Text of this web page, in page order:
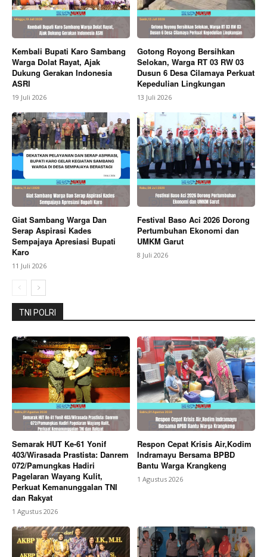
Kembali Bupati Karo Sambang
Warga Dolat Rayat, Ajak
Dukung Gerakan Indonesia
ASRI
19 Juli 2026
Gotong Royong Bersihkan
Selokan, Warga RT 03 RW 03
Dusun 6 Desa Cilamaya Perkuat
Kepedulian Lingkungan
13 Juli 2026
Giat Sambang Warga Dan
Serap Aspirasi Kades
Sempajaya Apresiasi Bupati
Karo
11 Juli 2026
Festival Baso Aci 2026 Dorong
Pertumbuhan Ekonomi dan
UMKM Garut
8 Juli 2026
TNI POLRI
Semarak HUT Ke-61 Yonif
403/Wirasada Prastista: Danrem
072/Pamungkas Hadiri
Pagelaran Wayang Kulit,
Perkuat Kemanunggalan TNI
dan Rakyat
1 Agustus 2026
Respon Cepat Krisis Air,Kodim
Indramayu Bersama BPBD
Bantu Warga Krangkeng
1 Agustus 2026